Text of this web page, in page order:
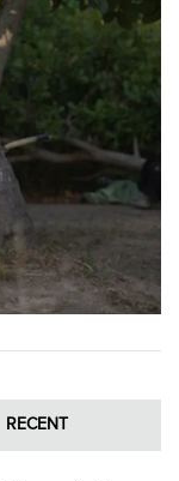
RECENT